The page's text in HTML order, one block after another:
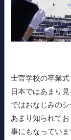
士官学校の卒業式
日本ではあまり
ではおなじみの
あまり知られて
事にもなっていま